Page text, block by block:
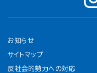
お知らせ
サイトマップ
反社会的勢力への対応